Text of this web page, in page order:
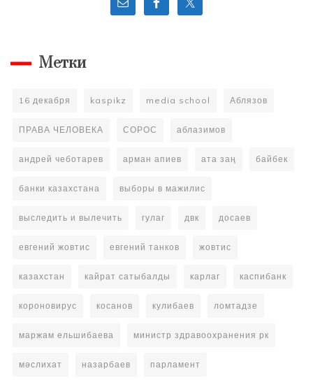
Метки
16 декабря kaspikz media school Аблязов
ПРАВА ЧЕЛОВЕКА СОРОС аблазимов
андрей чеботарев арман апиев ата заң байбек
банки казахстана выборы в мажилис
выследить и вылечить гулаг двк досаев
евгений жовтис евгений танков жовтис
казахстан кайрат сатыбалды карлаг каспибанк
короновирус косанов кулибаев ломтадзе
маржам ельшибаева министр здравоохранения рк
мәслихат назарбаев парламент